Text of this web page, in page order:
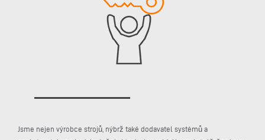
Jsme nejen výrobce strojů, nýbrž také dodavatel systémů a